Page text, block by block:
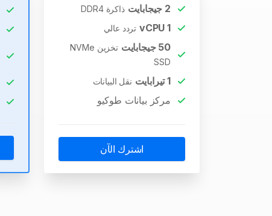
2 جيجابايت ذاكرة DDR4
1
vCPU تردد عالي
50 جيجابايت
تخزين NVMe
SSD
1تيرابايت نقل البيانات
مركز بيانات طوكيو
اشترك الآن